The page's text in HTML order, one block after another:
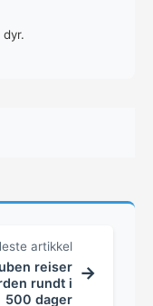
artikkel
reiser
rundt i
500 dager
→